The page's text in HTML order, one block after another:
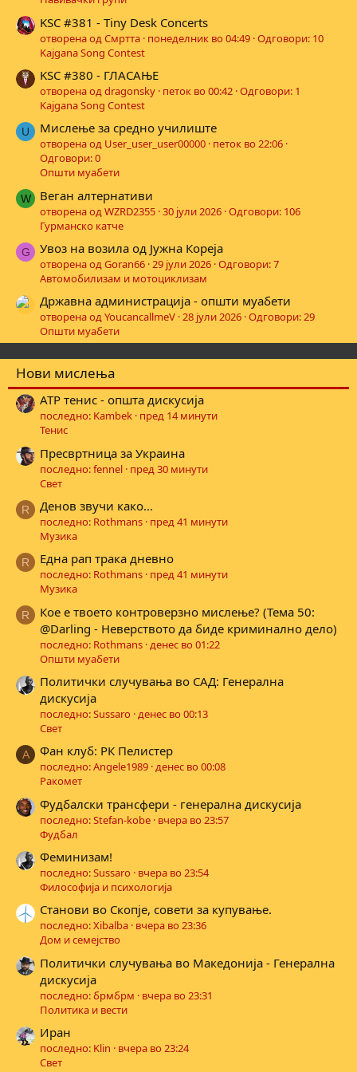
KSC #381 - Tiny Desk Concerts
отворена од Смртта понеделник во 04:49 Одговори: 10
Kajgana Song Contest
KSC #380 - ГЛАСАЊЕ
отворена од dragonsky петок во 00:42 Одговори: 1
Kajgana Song Contest
U Мислење за средно училиште
отворена од User_user_user00000 петок во 22:06
Одговори: 0
Општи муабети
W Веган алтернативи
отворена од WZRD2355 30 јули 2026 Одговори: 106
Гурманско катче
G Увоз на возила од Јужна Кореја
отворена од Goran66 29 јули 2026 Одговори: 7
Автомобилизам и мотоциклизам
Државна администрација - општи муабети
отворена од YoucancallmeV 28 јули 2026 Одговори: 29
Општи муабети
Нови мислења
ATP тенис - општа дискусија
последно: Kambek пред 14 минути
Тенис
Пресвртница за Украина
последно: fennel пред 30 минути
Свет
R Денов звучи како...
последно: Rothmans пред 41 минути
Музика
R Една рап трака дневно
последно: Rothmans пред 41 минути
Музика
R
Кое е твоето контроверзно мислење? (Тема 50:
@Darling - Неверството да биде криминално дело)
последно: Rothmans денес во 01:22
Општи муабети
Политички случувања во САД: Генерална
дискусија
последно: Sussaro денес во 00:13
Свет
A Фан клуб: РК Пелистер
последно: Angele1989 денес во 00:08
Ракомет
Фудбалски трансфери - генерална дискусија
последно: Stefan-kobe вчера во 23:57
Фудбал
Феминизам!
последно: Sussaro вчера во 23:54
Философија и психологија
Станови во Скопје, совети за купување.
последно: Xibalba вчера во 23:36
Дом и семејство
Политички случувања во Македонија - Генерална
дискусија
последно: брмбрм
вчера во 23:31
Политика и вести
Иран
последно: Klin
вчера во 23:24
Свет